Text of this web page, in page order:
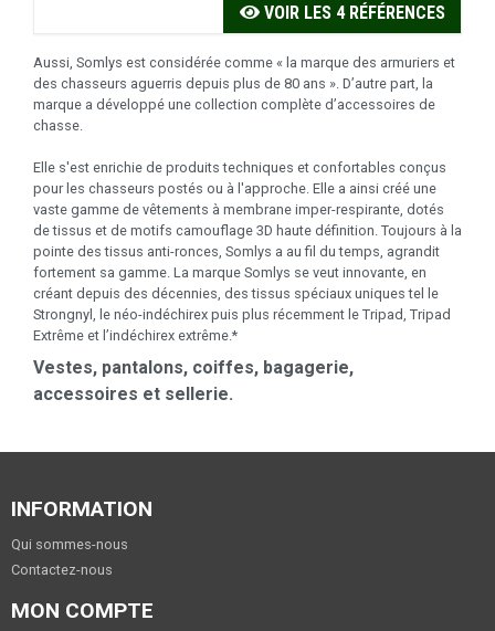
VOIR LES 4 RÉFÉRENCES
Aussi, Somlys est considérée comme « la marque des armuriers et
des chasseurs aguerris depuis plus de 80 ans ». D’autre part, la
marque a développé une collection complète d’accessoires de
chasse.
Elle s'est enrichie de produits techniques et confortables conçus
pour les chasseurs postés ou à l'approche. Elle a ainsi créé une
vaste gamme de vêtements à membrane imper-respirante, dotés
de tissus et de motifs camouflage 3D haute définition. Toujours à la
pointe des tissus anti-ronces, Somlys a au fil du temps, agrandit
fortement sa gamme. La marque Somlys se veut innovante, en
créant depuis des décennies, des tissus spéciaux uniques tel le
Strongnyl, le néo-indéchirex puis plus récemment le Tripad, Tripad
Extrême et l’indéchirex extrême.*
Vestes, pantalons, coiffes, bagagerie,
accessoires et sellerie.
INFORMATION
Qui sommes-nous
Contactez-nous
MON COMPTE